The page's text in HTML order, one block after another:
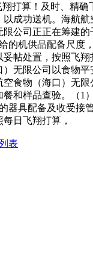
打算！及时、精
成功送机。海航
公司正正在筹建
机供品配备尺
帖处置，按照飞
无限公司以食物
食物（海口）无
和样品查验。（
具配备及收受
日飞翔打算，
表